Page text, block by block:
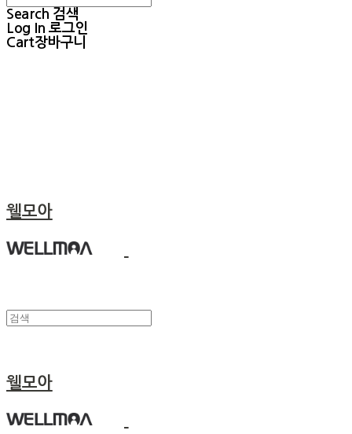
Search 검색
Log In 로그인
Cart장바구니
웰모아
웰모아